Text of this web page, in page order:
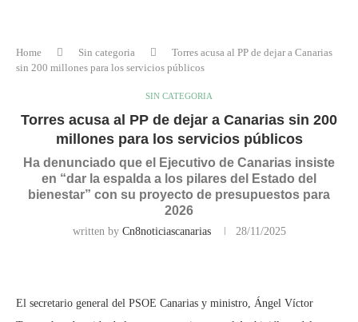
Home Sin categoria
Torres acusa al PP de dejar a Canarias
sin 200 millones para los servicios públicos
SIN CATEGORIA
Torres acusa al PP de dejar a Canarias sin 200
millones para los servicios públicos
Ha denunciado que el Ejecutivo de Canarias insiste
en “dar la espalda a los pilares del Estado del
bienestar” con su proyecto de presupuestos para
2026
written by Cn8noticiascanarias 28/11/2025
El secretario general del PSOE Canarias y ministro, Ángel Víctor